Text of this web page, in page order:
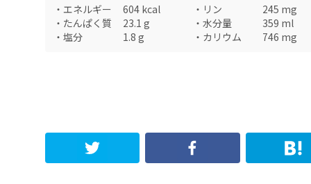
・ エネルギー 604 kcal ・ リン 245 mg
・ たんぱく質 23.1 g ・ 水分量 359 ml
・ 塩分 1.8 g ・ カリウム 746 mg